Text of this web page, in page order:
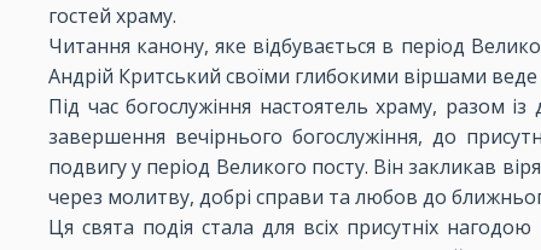
гостей храму.
Читання канону, яке відбувається в період
Андрій Критський своїми глибокими віршами
Під час богослужіння настоятель храму, разом
завершення вечірнього богослужіння, до
подвигу у період Великого посту. Він закликав
через молитву, добрі справи та любов до
Ця свята подія стала для всіх присутніх